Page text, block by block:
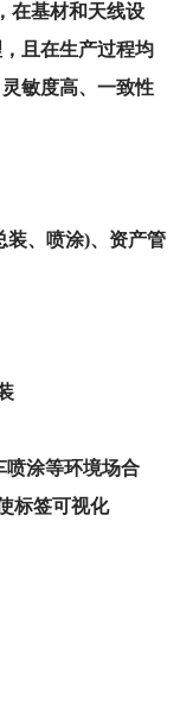
在基材和天线设
且在生产过程均
敏度高、一致性
装、喷涂)、资产管
喷涂等环境场合
标签可视化